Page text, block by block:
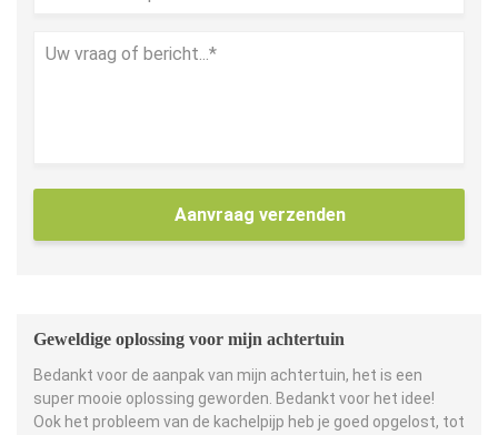
Aanvraag verzenden
Geweldige oplossing voor mijn achtertuin
Bedankt voor de aanpak van mijn achtertuin, het is een
super mooie oplossing geworden. Bedankt voor het idee!
Ook het probleem van de kachelpijp heb je goed opgelost, tot